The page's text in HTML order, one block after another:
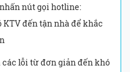
nút gọi hotline:
KTV đến tận nhà để khắc
lỗi từ đơn giản đến khó